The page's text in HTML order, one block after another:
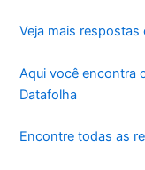
Veja mais
Aqui você encontra
Datafolha
Encontre todas as